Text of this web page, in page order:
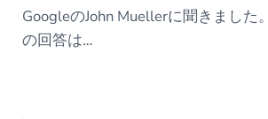
GoogleのJohn Muellerに聞きました
の回答は…